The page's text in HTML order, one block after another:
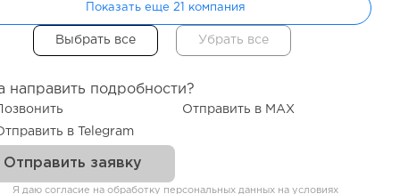
Показать еще 21 компания
направить подробности?
Позвонить Отправить в MAX
в Telegram
Я даю согласие на обработку персональных данных на условиях